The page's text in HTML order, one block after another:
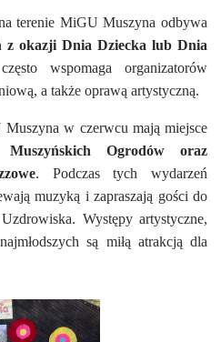
terenie MiGU Muszyna odbywa
z okazji Dnia Dziecka lub Dnia
wspomaga organizatorów
a także oprawą artystyczną.
w czerwcu mają miejsce
Muszyńskich Ogrodów oraz
. Podczas tych wydarzeń
muzyką i zapraszają gości do
Występy artystyczne,
są miłą atrakcją dla